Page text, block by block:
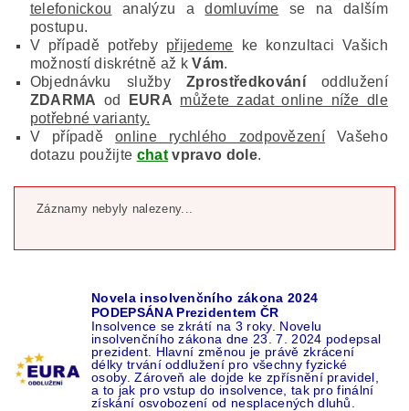
telefonickou analýzu adomluvíme se na dalším
postupu.
V případě potřeby přijedeme ke konzultaci Vašich
možností diskrétně až kVám.
Objednávku služby
Zprostředkováníoddlužení
ZDARMA od EURA můžete zadat online níže dle
potřebné varianty.
V případěonline rychlého zodpovězení Vašeho
dotazu použijte chatvpravo dole.
Záznamy nebyly nalezeny...
Novela insolvenčního zákona 2024
PODEPSÁNA Prezidentem ČR
Insolvence se zkrátí na 3 roky. Novelu
insolvenčního zákona dne 23. 7. 2024 podepsal
prezident. Hlavní změnou je právě zkrácení
délky trvání oddlužení pro všechny fyzické
osoby. Zároveň ale dojde ke zpřísnění pravidel,
a to jak pro vstup do insolvence, tak pro finální
získání osvobození od nesplacených dluhů.